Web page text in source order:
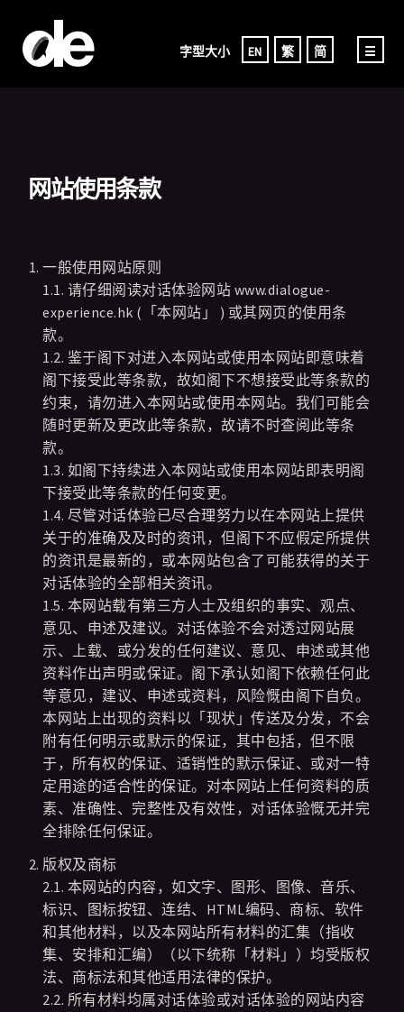
字型大小 EN 繁 简 ☰
网站使用条款
一般使用网站原则
1.1. 请仔细阅读对话体验网站 www.dialogue-
experience.hk (「本网站」 ) 或其网页的使用条
款。
1.2. 鉴于阁下对进入本网站或使用本网站即意味着
阁下接受此等条款，故如阁下不想接受此等条款的
约束，请勿进入本网站或使用本网站。我们可能会
随时更新及更改此等条款，故请不时查阅此等条
款。
1.3. 如阁下持续进入本网站或使用本网站即表明阁
下接受此等条款的任何变更。
1.4. 尽管对话体验已尽合理努力以在本网站上提供
关于的准确及及时的资讯，但阁下不应假定所提供
的资讯是最新的，或本网站包含了可能获得的关于
对话体验的全部相关资讯。
1.5. 本网站载有第三方人士及组织的事实、观点、
意见、申述及建议。对话体验不会对透过网站展
示、上载、或分发的任何建议、意见、申述或其他
资料作出声明或保证。阁下承认如阁下依赖任何此
等意见，建议、申述或资料，风险慨由阁下自负。
本网站上出现的资料以「现状」传送及分发，不会
附有任何明示或默示的保证，其中包括，但不限
于，所有权的保证、适销性的默示保证、或对一特
定用途的适合性的保证。对本网站上任何资料的质
素、准确性、完整性及有效性，对话体验慨无并完
全排除任何保证。
版权及商标
2.1. 本网站的内容，如文字、图形、图像、音乐、
标识、图标按钮、连结、HTML编码、商标、软件
和其他材料，以及本网站所有材料的汇集（指收
集、安排和汇编）（以下统称「材料」）均受版权
法、商标法和其他适用法律的保护。
2.2. 所有材料均属对话体验或对话体验的网站内容